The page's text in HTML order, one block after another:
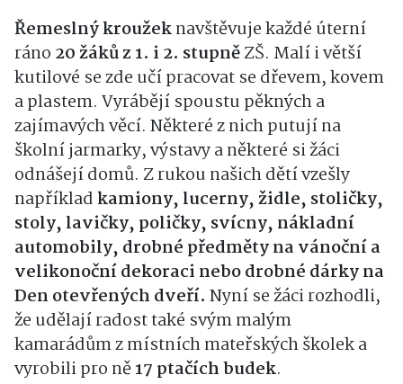
Řemeslný kroužeknavštěvuje každé úterní
ráno 20 žáků z 1. i 2. stupněZŠ. Malí i větší
kutilové se zde učí pracovat se dřevem, kovem
a plastem. Vyrábějí spoustu pěkných a
zajímavých věcí. Některé z nich putují na
školní jarmarky, výstavy a některé si žáci
odnášejí domů. Z rukou našich dětí vzešly
napříkladkamiony, lucerny, židle, stoličky,
stoly, lavičky, poličky, svícny, nákladní
automobily, drobné předměty na vánoční a
velikonoční dekoraci nebo drobné dárky na
Den otevřených dveří. Nyní se žáci rozhodli,
že udělají radost také svým malým
kamarádům z místních mateřských školek a
vyrobili pro ně17 ptačích budek.